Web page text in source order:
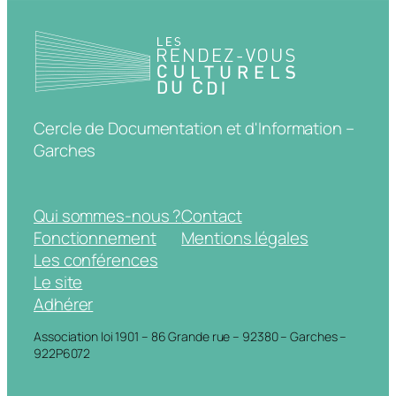
Cercle de Documentation et d'Information –
Garches
Qui sommes-nous ?
Fonctionnement
Les conférences
Le site
Adhérer
Contact
Mentions légales
Association loi 1901 – 86 Grande rue – 92380 – Garches –
922P6072